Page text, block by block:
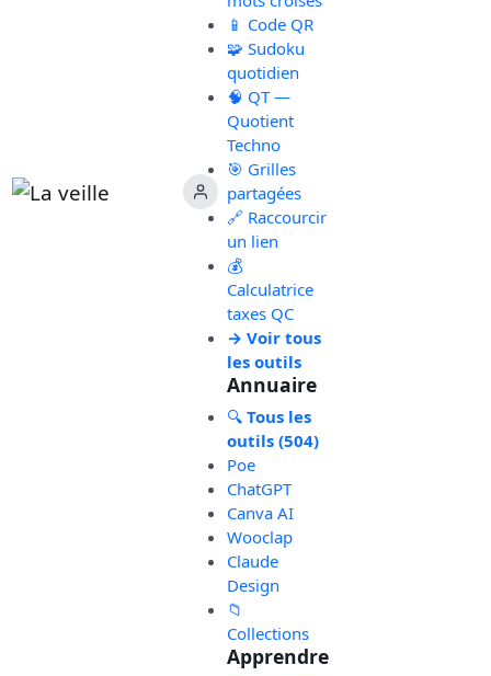
📱 Code QR
🧩 Sudoku
quotidien
🧠 QT —
Quotient
Techno
🎯 Grilles
partagées
🔗 Raccourcir
un lien
💰
Calculatrice
taxes QC
→ Voir tous
les outils
Annuaire
🔍 Tous les
outils (504)
Poe
ChatGPT
Canva AI
Wooclap
Claude
Design
📁
Collections
Apprendre